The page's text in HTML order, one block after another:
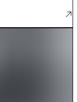
stability, scalability,